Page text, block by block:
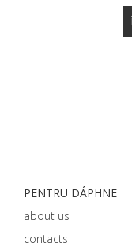
PENTRU DÁPHNЕ
about us
contacts